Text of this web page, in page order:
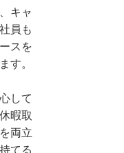
キャ
員も
スを
す。
して
暇取
両立
てる